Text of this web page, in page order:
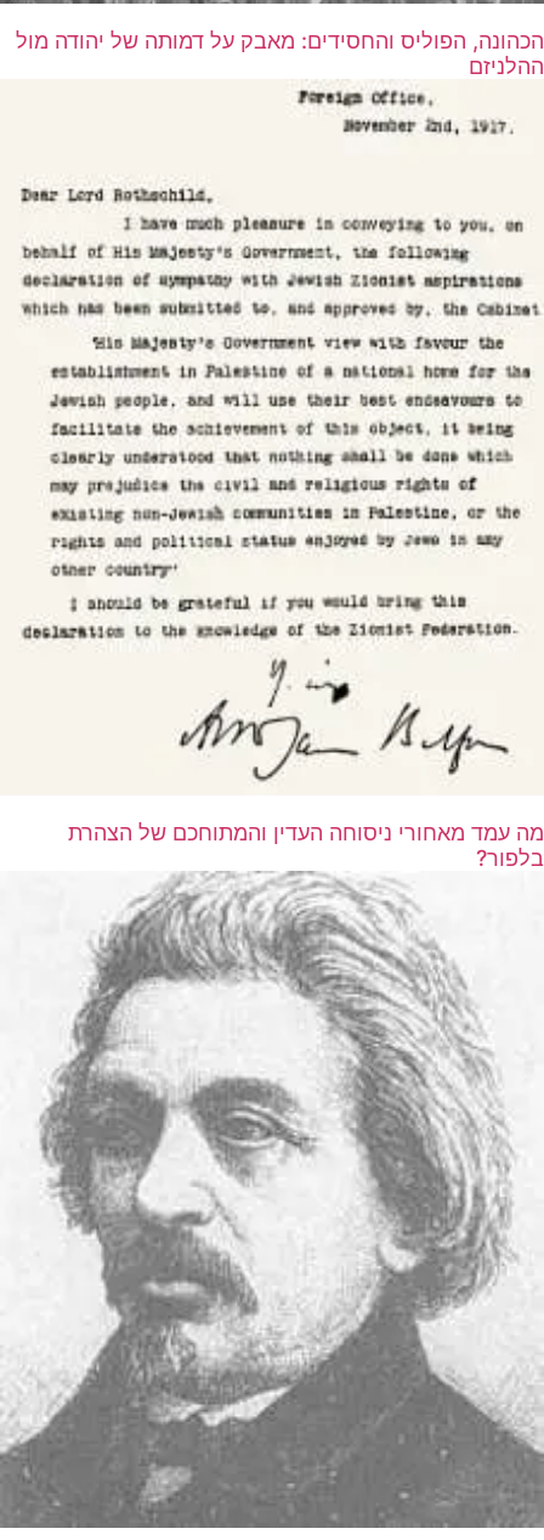
הכהונה, הפוליס והחסידים: מאבק על דמותה של יהודה מול
ההלניזם
מה עמד מאחורי ניסוחה העדין והמתוחכם של הצהרת
בלפור?